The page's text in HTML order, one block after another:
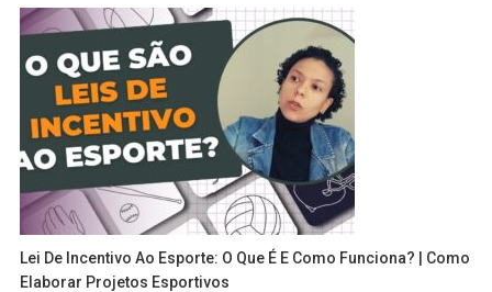
Lei De Incentivo Ao Esporte: O Que É E Como Funciona? | Como
Elaborar Projetos Esportivos